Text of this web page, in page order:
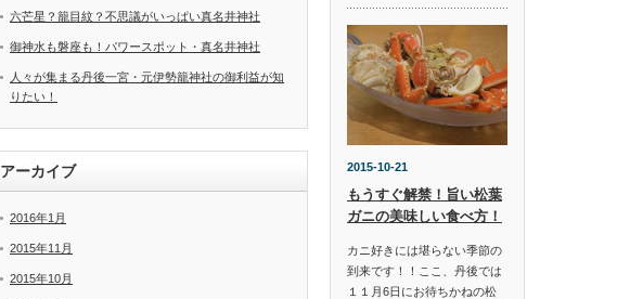
六芒星？籠目紋？不思議がいっぱい真名井神社
御神水も磐座も！パワースポット・真名井神社
人々が集まる丹後一宮・元伊勢籠神社の御利益が知
りたい！
アーカイブ
2016年1月
2015年11月
2015年10月
2015-10-21
もうすぐ解禁！旨い松葉
ガニの美味しい食べ方！
カニ好きには堪らない季節の
到来です！！ここ、丹後では
１１月6日にお待ちかねの松